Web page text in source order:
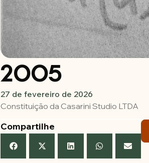
2005
27 de fevereiro de 2026
Constituição da Casarini Studio LTDA
Compartilhe